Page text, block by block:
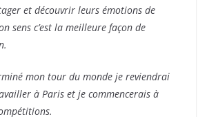
et découvrir leurs émotions de
sens c’est la meilleure façon de
mon tour du monde je reviendrai
à Paris et je commencerais à